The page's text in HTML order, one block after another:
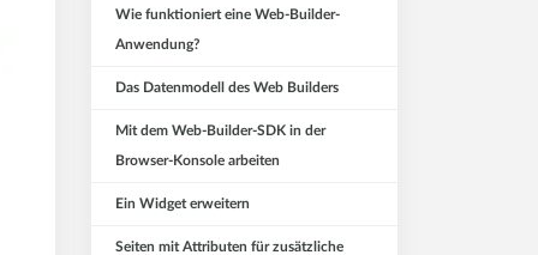
Wie funktioniert eine Web-Builder-
Anwendung?
Das Datenmodell des Web Builders
Mit dem Web-Builder-SDK in der
Browser-Konsole arbeiten
Ein Widget erweitern
Seiten mit Attributen für zusätzliche